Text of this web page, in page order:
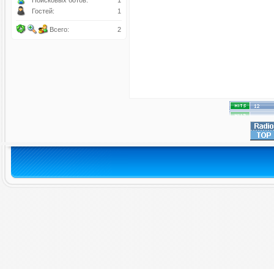
Гостей:
1
Всего: 2